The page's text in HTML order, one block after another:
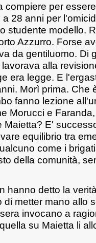
compiere per
28 anni per
studente modello.
Azzurro. Forse
da gentiluomo. Di
alla
era legge. E
Morì prima. Che
fanno lezione
Morucci e
Maietta? E'
equilibrio tra
come i
della comunità,
hanno detto la
metter mano allo
invocano a
su Maietta li